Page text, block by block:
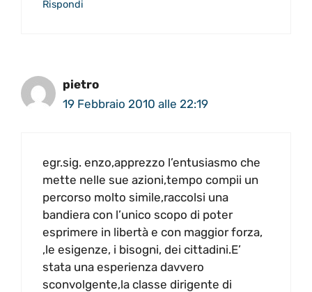
Rispondi
pietro
19 Febbraio 2010 alle 22:19
egr.sig. enzo,apprezzo l’entusiasmo che
mette nelle sue azioni,tempo compii un
percorso molto simile,raccolsi una
bandiera con l’unico scopo di poter
esprimere in libertà e con maggior forza,
,le esigenze, i bisogni, dei cittadini.E’
stata una esperienza davvero
sconvolgente,la classe dirigente di